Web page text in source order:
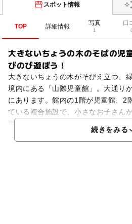
スポット情報
TOP 詳細情報 写真
1
口
大きないちょうの木のそばの児
びのび遊ぼう！
大きないちょうの木がそびえ立つ、
境内にある「山際児童館」。大通り
にあります。館内の1階が児童館、2
ている複合施設で、小さなお子さん
続きをみる